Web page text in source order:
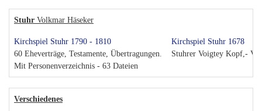
Stuhr Volkmar Häseker
Kirchspiel Stuhr 1790 - 1810
60 Eheverträge, Testamente, Übertragungen.
Mit Personenverzeichnis - 63 Dateien
Kirchspiel Stuhr 1678
Stuhrer Voigtey Kopf,-
Verschiedenes